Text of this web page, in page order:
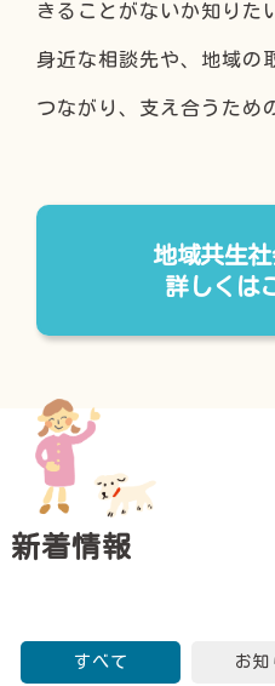
きることがないか知りた
身近な相談先や、地域の
つながり、支え合うため
地域共生
詳しくは
新着情報
すべて お知